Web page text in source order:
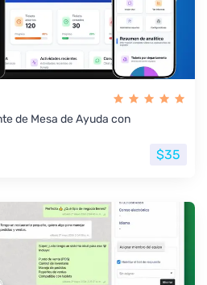
de Mesa de Ayuda con
$35